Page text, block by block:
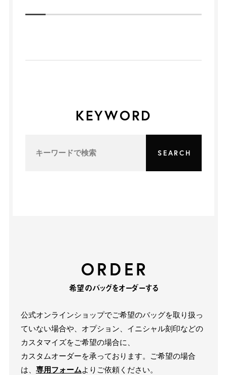
KEYWORD
ORDER
希望のバッグをオーダーする
公式オンラインショップでご希望のバッグを取り扱っ
ていない場合や、オプション、イニシャル刻印などの
カスタマイズをご希望の場合に、
カスタムオーダーを承っております。ご希望の場合
は、 専用フォームよりご依頼ください。